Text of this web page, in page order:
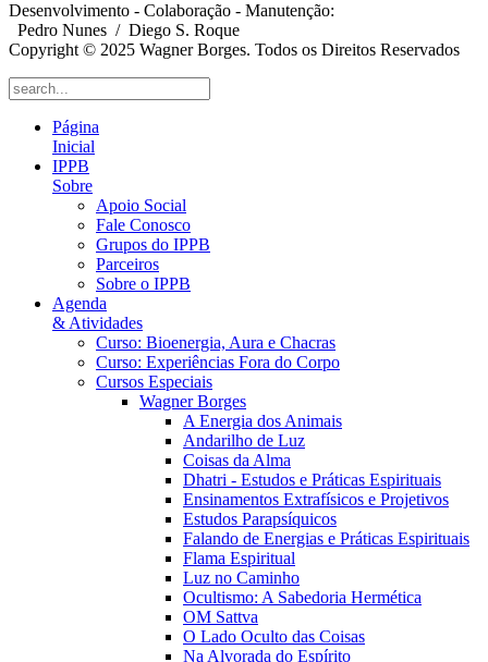
Desenvolvimento - Colaboração - Manutenção:
Pedro Nunes / Diego S. Roque
Copyright © 2025 Wagner Borges. Todos os Direitos Reservados
Página
Inicial
IPPB
Sobre
Apoio Social
Fale Conosco
Grupos do IPPB
Parceiros
Sobre o IPPB
Agenda
& Atividades
Curso: Bioenergia, Aura e Chacras
Curso: Experiências Fora do Corpo
Cursos Especiais
Wagner Borges
A Energia dos Animais
Andarilho de Luz
Coisas da Alma
Dhatri - Estudos e Práticas Espirituais
Ensinamentos Extrafísicos e Projetivos
Estudos Parapsíquicos
Falando de Energias e Práticas Espirituais
Flama Espiritual
Luz no Caminho
Ocultismo: A Sabedoria Hermética
OM Sattva
O Lado Oculto das Coisas
Na Alvorada do Espírito